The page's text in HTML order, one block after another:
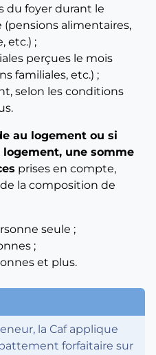
du foyer durant le
alimentaires,
etc.) ;
perçues le mois
familiales, etc.) ;
selon les conditions
au logement ou si
une somme
prises en compte,
la composition de
seule ;
;
et plus.
la Caf applique
forfaitaire sur